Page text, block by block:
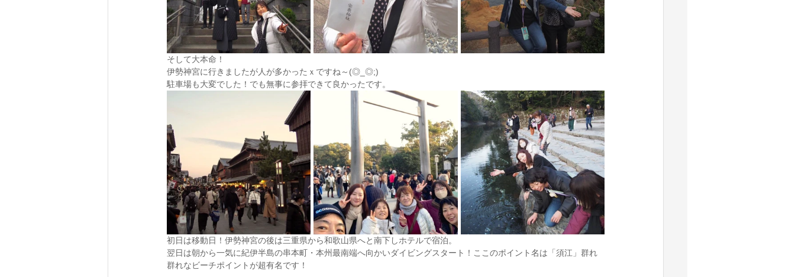
そして大本命！
伊勢神宮に行きましたが人が多かったｘですね～(◎_◎;)
駐車場も大変でした！でも無事に参拝できて良かったです。
初日は移動日！伊勢神宮の後は三重県から和歌山県へと南下しホテルで宿泊。
翌日は朝から一気に紀伊半島の串本町・本州最南端へ向かいダイビングスタート！ここのポイント名は「須江」群れ
群れなビーチポイントが超有名です！